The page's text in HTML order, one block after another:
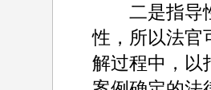
二是指导性
性，所以法官
解过程中，以